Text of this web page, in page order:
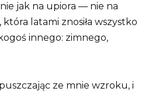
jak na upiora — nie na
która latami znosiła wszystko
innego: zimnego,
ze mnie wzroku, i